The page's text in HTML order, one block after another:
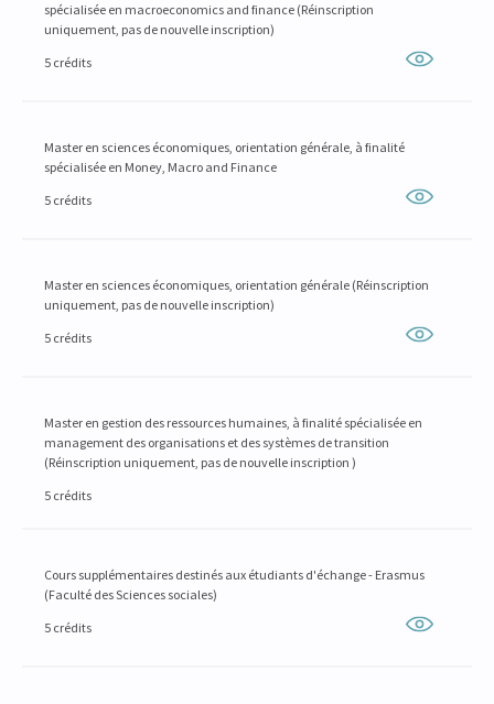
spécialisée en macroeconomics and finance (Réinscription
uniquement, pas de nouvelle inscription)
5 crédits
Master en sciences économiques, orientation générale, à finalité
spécialisée en Money, Macro and Finance
5 crédits
Master en sciences économiques, orientation générale (Réinscription
uniquement, pas de nouvelle inscription)
5 crédits
Master en gestion des ressources humaines, à finalité spécialisée en
management des organisations et des systèmes de transition
(Réinscription uniquement, pas de nouvelle inscription )
5 crédits
Cours supplémentaires destinés aux étudiants d'échange - Erasmus
(Faculté des Sciences sociales)
5 crédits